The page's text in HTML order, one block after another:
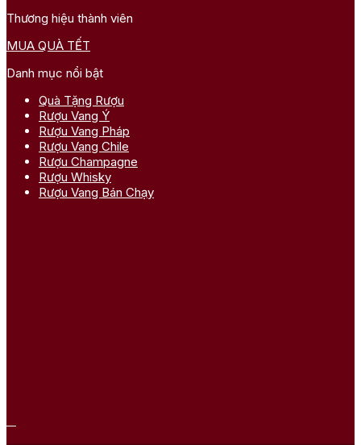
Thương hiệu thành viên
MUA QUÀ TẾT
Danh mục nổi bật
Quà Tặng Rượu
Rượu Vang Ý
Rượu Vang Pháp
Rượu Vang Chile
Rượu Champagne
Rượu Whisky
Rượu Vang Bán Chạy